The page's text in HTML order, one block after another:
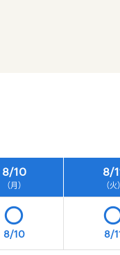
8/10
（月）
8/
（火）
8/10 8/